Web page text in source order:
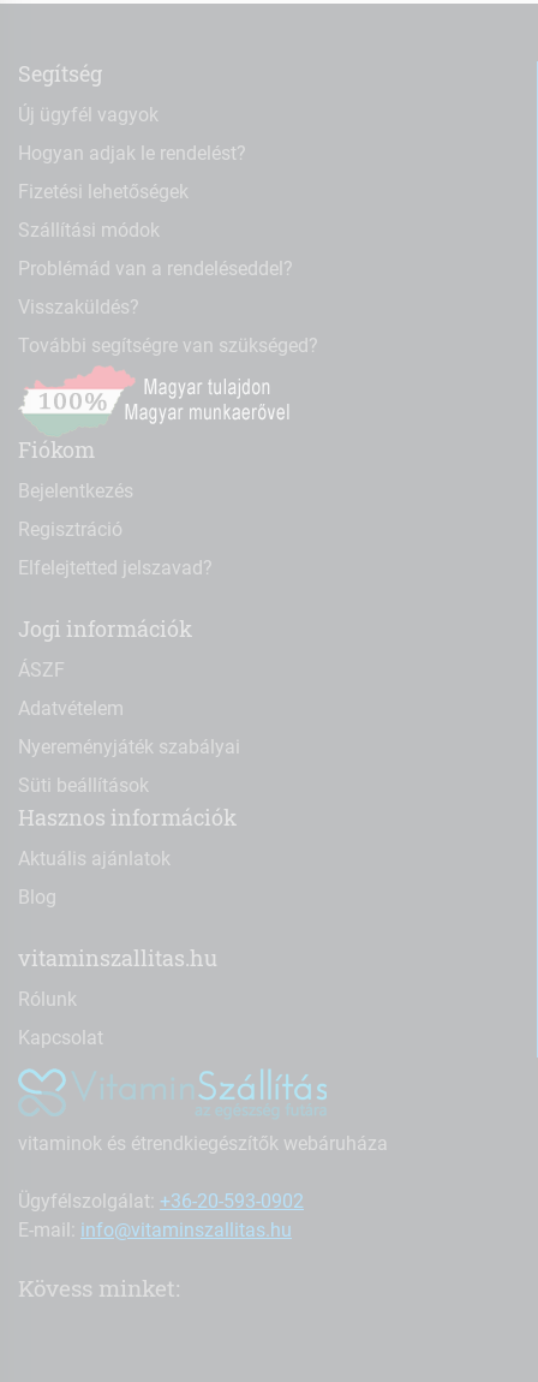
Segítség
Új ügyfél vagyok
Hogyan adjak le rendelést?
Fizetési lehetőségek
Szállítási módok
Problémád van a rendeléseddel?
Visszaküldés?
További segítségre van szükséged?
Fiókom
Bejelentkezés
Regisztráció
Elfelejtetted jelszavad?
Jogi információk
ÁSZF
Adatvételem
Nyereményjáték szabályai
Süti beállítások
Hasznos információk
Aktuális ajánlatok
Blog
vitaminszallitas.hu
Rólunk
Kapcsolat
vitaminok és étrendkiegészítők webáruháza
Ügyfélszolgálat: +36-20-593-0902
E-mail: info@vitaminszallitas.hu
Kövess minket: